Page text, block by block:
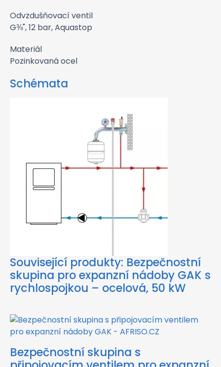
Odvzdušňovací ventil
G⅜", 12 bar, Aquastop
Materiál
Pozinkovaná ocel
Schémata
Související produkty: Bezpečnostní
skupina pro expanzní nádoby GAK s
rychlospojkou – ocelová, 50 kW
Bezpečnostní skupina s